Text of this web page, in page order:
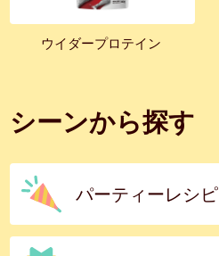
ウイダープロテイン
シーンから探す
パーティーレシピ